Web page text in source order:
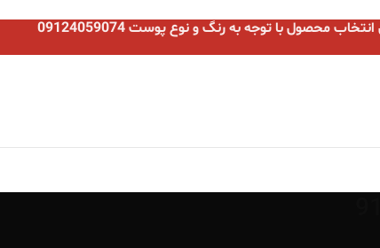
محصول با توجه به رنگ و نوع پوست 09124059074